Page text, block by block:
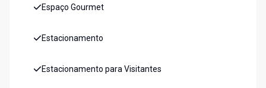
Espaço Gourmet
Estacionamento
Estacionamento para Visitantes